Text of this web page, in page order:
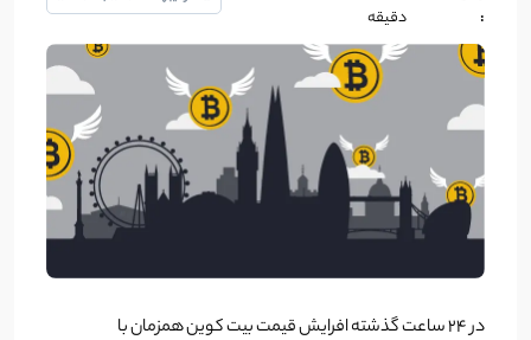
:
دقیقه
در ۲۴ ساعت گذشته افرایش قیمت بیت کوین همزمان با